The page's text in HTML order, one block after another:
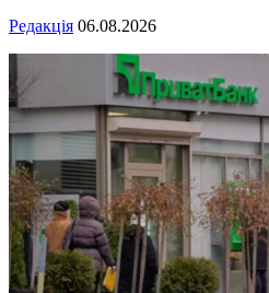
Редакція 06.08.2026